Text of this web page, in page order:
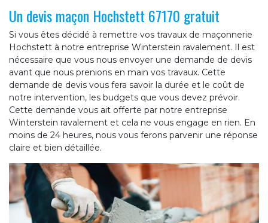
Un devis maçon Hochstett 67170 gratuit
Si vous êtes décidé à remettre vos travaux de maçonnerie
Hochstett à notre entreprise Winterstein ravalement. Il est
nécessaire que vous nous envoyer une demande de devis
avant que nous prenions en main vos travaux. Cette
demande de devis vous fera savoir la durée et le coût de
notre intervention, les budgets que vous devez prévoir.
Cette demande vous ait offerte par notre entreprise
Winterstein ravalement et cela ne vous engage en rien. En
moins de 24 heures, nous vous ferons parvenir une réponse
claire et bien détaillée.